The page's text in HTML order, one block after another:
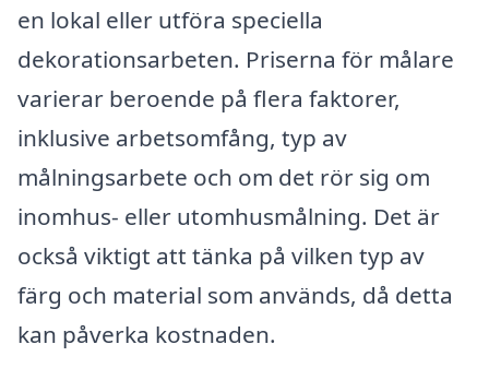
en lokal eller utföra speciella
dekorationsarbeten. Priserna för målare
varierar beroende på flera faktorer,
inklusive arbetsomfång, typ av
målningsarbete och om det rör sig om
inomhus- eller utomhusmålning. Det är
också viktigt att tänka på vilken typ av
färg och material som används, då detta
kan påverka kostnaden.